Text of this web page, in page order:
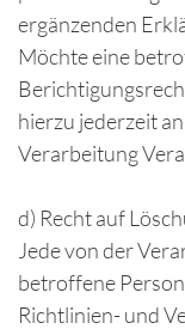
ergänzenden
Möchte eine
hierzu jederzeit
Verarbeitung
d) Recht auf
Jede von der
betroffene
Richtlinien- und